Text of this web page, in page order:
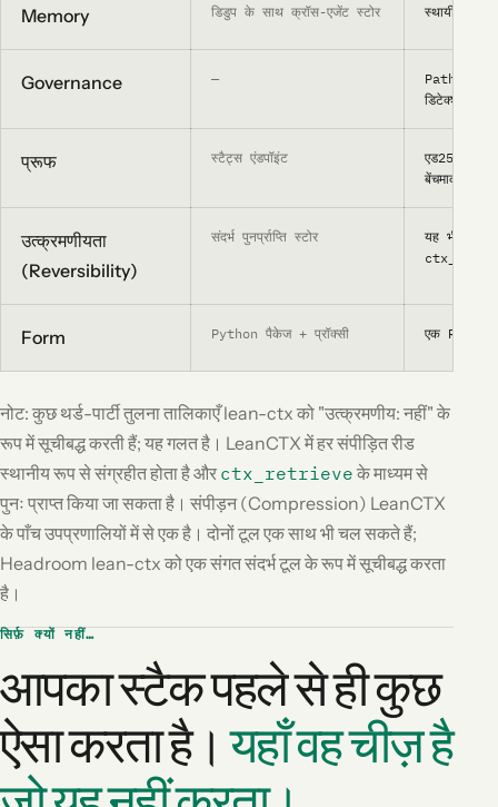
Memory डिडुप के साथ क्रॉस-एजेंट स्टोर स्थायी
Governance —
PathJail,
डिटेक्शन
प्रूफ स्टैट्स एंडपॉइंट
एड25519-
बेंचमार्क
उत्क्रमणीयता
(Reversibility)
संदर्भ पुनर्प्राप्ति स्टोर
यह भी
Form Python पैकेज + प्रॉक्सी एक Rust
नोट: कुछ थर्ड-पार्टी तुलना तालिकाएँ lean-ctx को "उत्क्रमणीय: नहीं" के
रूप में सूचीबद्ध करती हैं; यह गलत है। LeanCTX में हर संपीड़ित रीड
स्थानीय रूप से संग्रहीत होता है और ctx_retrieve के माध्यम से
पुनः प्राप्त किया जा सकता है। संपीड़न (Compression) LeanCTX
के पाँच उपप्रणालियों में से एक है। दोनों टूल एक साथ भी चल सकते हैं;
Headroom lean-ctx को एक संगत संदर्भ टूल के रूप में सूचीबद्ध करता
है।
सिर्फ़ क्यों नहीं…
आपका स्टैक पहले से ही कुछ
ऐसा करता है। यहाँ वह चीज़ है